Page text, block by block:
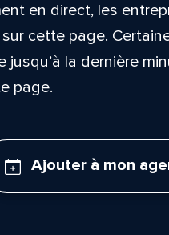
en direct, les
cette page.
jusqu’à la dernière
page.
Ajouter à mon